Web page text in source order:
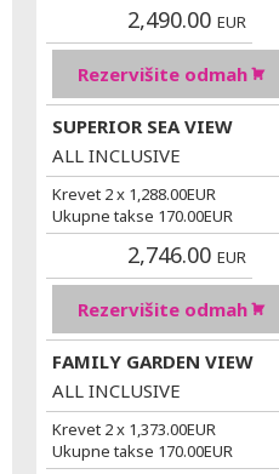
2,490.00 EUR
Rezervišite odmah
SUPERIOR SEA VIEW
ALL INCLUSIVE
Krevet 2 x 1,288.00EUR
Ukupne takse 170.00EUR
2,746.00 EUR
Rezervišite odmah
FAMILY GARDEN VIEW
ALL INCLUSIVE
Krevet 2 x 1,373.00EUR
Ukupne takse 170.00EUR